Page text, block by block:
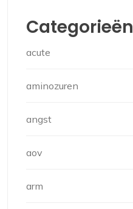
Categorieën
acute
aminozuren
angst
aov
arm